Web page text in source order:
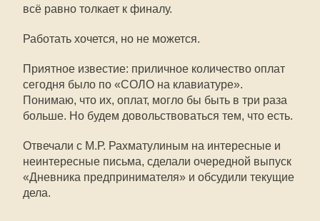
всё равно толкает к финалу.
Работать хочется, но не можется.
Приятное известие: приличное количество оплат
сегодня было по «СОЛО на клавиатуре».
Понимаю, что их, оплат, могло бы быть в три раза
больше. Но будем довольствоваться тем, что есть.
Отвечали с М.Р. Рахматулиным на интересные и
неинтересные письма, сделали очередной выпуск
«Дневника предпринимателя» и обсудили текущие
дела.